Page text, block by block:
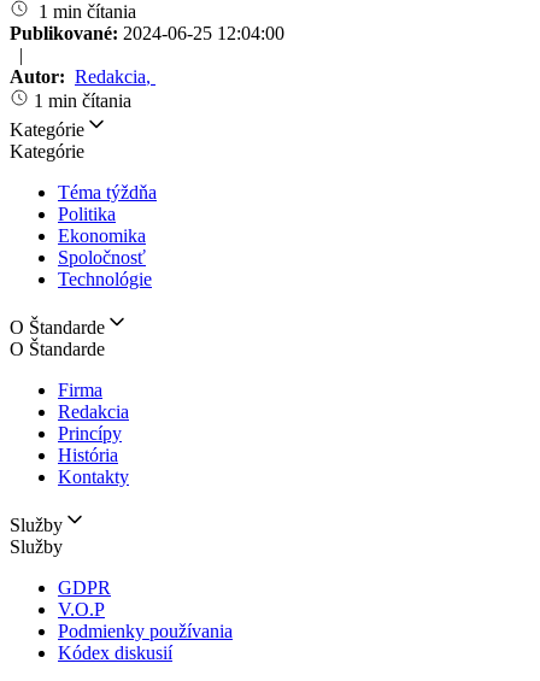
1 min čítania
Publikované: 2024-06-25 12:04:00
|
Autor: Redakcia,
1 min čítania
Kategórie
Kategórie
Téma týždňa
Politika
Ekonomika
Spoločnosť
Technológie
O Štandarde
O Štandarde
Firma
Redakcia
Princípy
História
Kontakty
Služby
Služby
GDPR
V.O.P
Podmienky používania
Kódex diskusií